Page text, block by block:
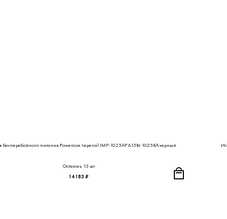
бесперебойного питания Powercom Imperial IMP-1025AP 615Вт 1025ВА черный
Осталось 13 шт
14 183 ₽